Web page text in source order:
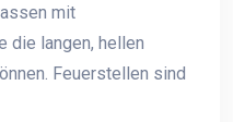
mit
die langen, hellen
Feuerstellen sind